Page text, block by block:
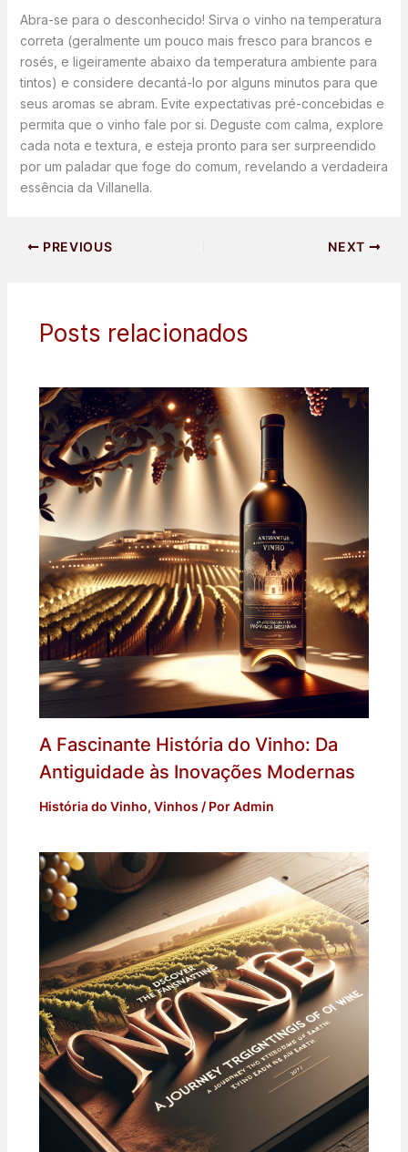
Abra-se para o desconhecido! Sirva o vinho na temperatura
correta (geralmente um pouco mais fresco para brancos e
rosés, e ligeiramente abaixo da temperatura ambiente para
tintos) e considere decantá-lo por alguns minutos para que
seus aromas se abram. Evite expectativas pré-concebidas e
permita que o vinho fale por si. Deguste com calma, explore
cada nota e textura, e esteja pronto para ser surpreendido
por um paladar que foge do comum, revelando a verdadeira
essência da Villanella.
PREVIOUS NEXT
Posts relacionados
A Fascinante História do Vinho: Da
Antiguidade às Inovações Modernas
História do Vinho, Vinhos / PorAdmin